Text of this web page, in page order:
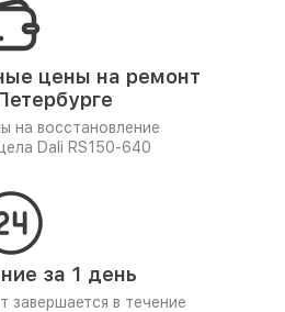
цены на ремонт
на восстановление
Dali RS150-640
за 1 день
завершается в течение